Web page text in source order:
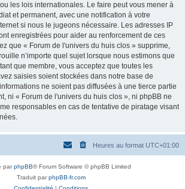
les lois internationales. Le faire peut vous mener à
et permanent, avec une notification à votre
si nous le jugeons nécessaire. Les adresses IP
enregistrées pour aider au renforcement de ces
que « Forum de l'univers du huis clos » supprime,
n’importe quel sujet lorsque nous estimons que
que membre, vous acceptez que toutes les
saisies soient stockées dans notre base de
ne soient pas diffusées à une tierce partie
ni « Forum de l'univers du huis clos », ni phpBB ne
responsables en cas de tentative de piratage visant
Heures au format UTC+01:00
parphpBB® Forum Software © phpBB Limited
Traduit parphpBB-fr.com